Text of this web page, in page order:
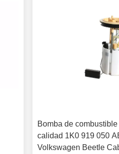
Bomba de combustible
calidad 1K0 919 050
Volkswagen Beetle